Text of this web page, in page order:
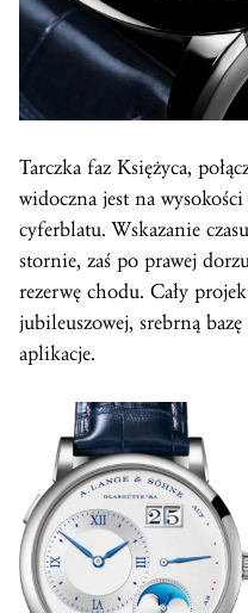
Tarczka faz Księżyca,
widoczna jest na
cyferblatu. Wskazanie
stornie, zaś po prawej
rezerwę chodu. Cały
jubileuszowej, srebrną
aplikacje.